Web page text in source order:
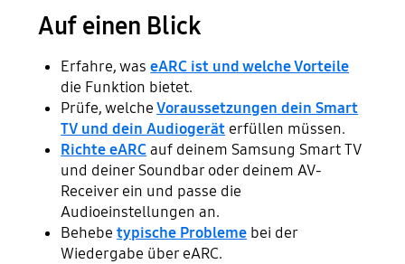
Auf einen Blick
Erfahre, waseARC ist und welche Vorteile
die Funktion bietet.
Prüfe, welcheVoraussetzungen dein Smart
TV und dein Audiogerät erfüllen müssen.
Richte eARCauf deinem Samsung Smart TV
und deiner Soundbar oder deinem AV-
Receiver ein und passe die
Audioeinstellungen an.
Behebetypische Probleme bei der
Wiedergabe über eARC.